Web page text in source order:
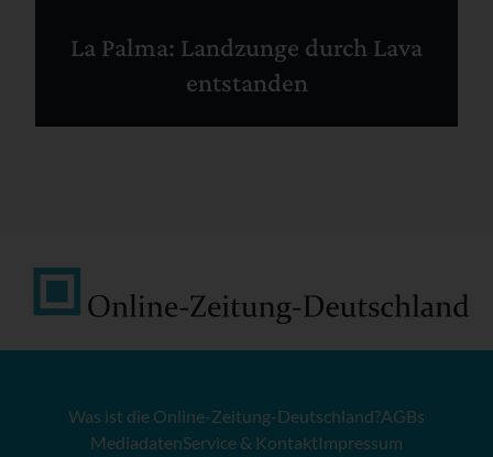
La Palma: Landzunge durch Lava
entstanden
Was ist die Online-Zeitung-Deutschland?AGBs
MediadatenService & KontaktImpressum